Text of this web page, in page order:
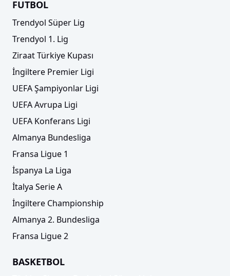
FUTBOL
Trendyol Süper Lig
Trendyol 1. Lig
Ziraat Türkiye Kupası
İngiltere Premier Ligi
UEFA Şampiyonlar Ligi
UEFA Avrupa Ligi
UEFA Konferans Ligi
Almanya Bundesliga
Fransa Ligue 1
İspanya La Liga
İtalya Serie A
İngiltere Championship
Almanya 2. Bundesliga
Fransa Ligue 2
BASKETBOL